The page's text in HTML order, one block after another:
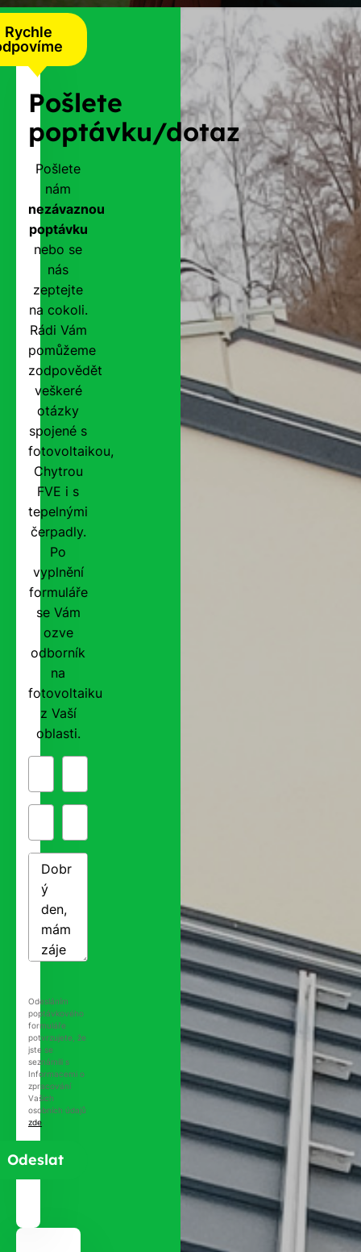
Rychle
Pošlete
poptávku/dotaz
Pošlete
nám
nezávaznou
poptávku
nebo se
nás
zeptejte
na cokoli.
Rádi Vám
pomůžeme
zodpovědět
veškeré
otázky
spojené s
fotovoltaikou,
Chytrou
FVE i s
tepelnými
čerpadly.
Po
vyplnění
formuláře
se Vám
ozve
odborník
na
fotovoltaiku
z Vaší
oblasti.
Odesláním
poptávkového
formuláře
potvrzujete, že
jste se
seznámili s
Informacemi o
zpracování
Vašich
osobních údajů
zde